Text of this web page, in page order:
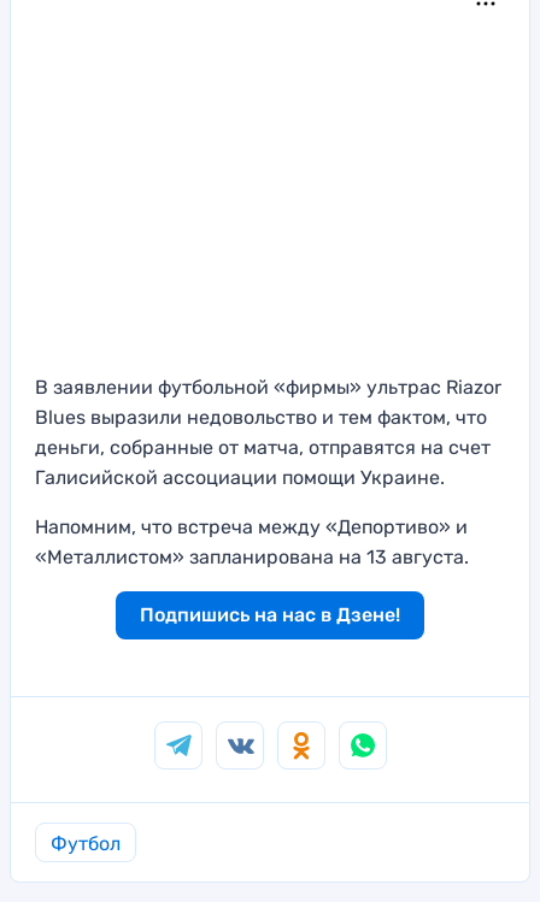
В заявлении футбольной «фирмы» ультрас Riazor
Blues выразили недовольство и тем фактом, что
деньги, собранные от матча, отправятся на счет
Галисийской ассоциации помощи Украине.
Напомним, что встреча между «Депортиво» и
«Металлистом» запланирована на 13 августа.
Подпишись на нас в Дзене!
Футбол